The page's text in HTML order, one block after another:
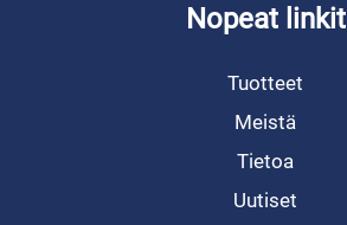
Nopeat linkit
Tuotteet
Meistä
Tietoa
Uutiset